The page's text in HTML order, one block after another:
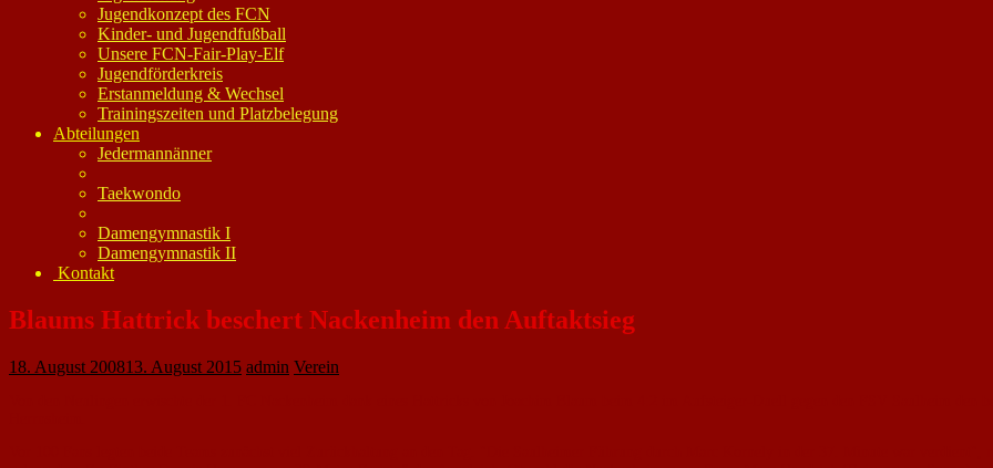
Jugendkonzept des FCN
Kinder- und Jugendfußball
Unsere FCN-Fair-Play-Elf
Jugendförderkreis
Erstanmeldung & Wechsel
Trainingszeiten und Platzbelegung
Abteilungen
Jedermannänner
Taekwondo
Damengymnastik I
Damengymnastik II
Kontakt
Blaums Hattrick beschert Nackenheim den Auftaktsieg
18. August 200813. August 2015 admin Verein